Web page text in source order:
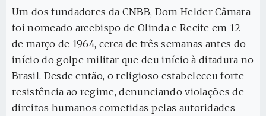
Um dos fundadores da CNBB, Dom Helder Câmara
foi nomeado arcebispo de Olinda e Recife em 12
de março de 1964, cerca de três semanas antes do
início do golpe militar que deu início à ditadura no
Brasil. Desde então, o religioso estabeleceu forte
resistência ao regime, denunciando violações de
direitos humanos cometidas pelas autoridades